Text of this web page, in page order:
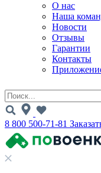
О нас
Наша
Новости
Отзывы
Гарантии
Контакты
8 800 500-71-81